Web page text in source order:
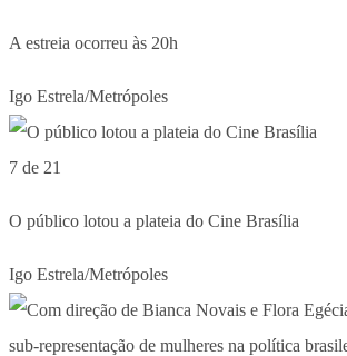
A estreia ocorreu às 20h
Igo Estrela/Metrópoles
7 de 21
O público lotou a plateia do Cine Brasília
Igo Estrela/Metrópoles